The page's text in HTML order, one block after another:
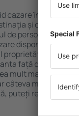
cazare în Le Vigan
și datele de
de persoane,
disponibile în Le
proprietăţii,
față de centru și
mult mai ușoară.
câteva minute. În
puteți rezerva doar